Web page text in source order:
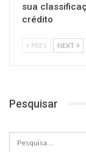
sua
crédito
PREV NEXT
Pesquisar